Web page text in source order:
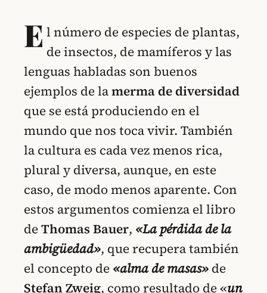
E l número de especies de plantas,
de insectos, de mamíferos y las
lenguas habladas son buenos
ejemplos de lamerma de diversidad
que se está produciendo en el
mundo que nos toca vivir. También
la cultura es cada vez menos rica,
plural y diversa, aunque, en este
caso, de modo menos aparente. Con
estos argumentos comienza el libro
deThomas Bauer, «La pérdida de la
ambigüedad», que recupera también
el concepto de «alma de masas» de
Stefan Zweig, como resultado de«un